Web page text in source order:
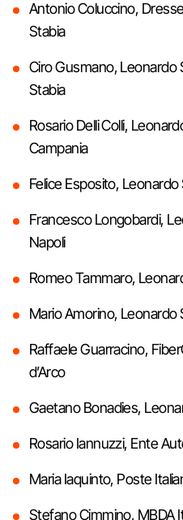
Antonio Coluccino,
Stabia
Ciro Gusmano, Leonardo
Stabia
Rosario Delli Colli,
Campania
Felice Esposito, Leonardo
Francesco Longobardi,
Napoli
Romeo Tammaro,
Mario Amorino, Leonardo
Raffaele Guarracino,
d’Arco
Gaetano Bonadies,
Rosario Iannuzzi, Ente
Maria Iaquinto, Poste
Stefano Cimmino, MBDA